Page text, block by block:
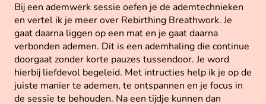
Bij een ademwerk sessie oefen je de ademtechnieken
en vertel ik je meer over Rebirthing Breathwork. Je
gaat daarna liggen op een mat en je gaat daarna
verbonden ademen. Dit is een ademhaling die continue
doorgaat zonder korte pauzes tussendoor. Je word
hierbij liefdevol begeleid. Met intructies help ik je op de
juiste manier te ademen, te ontspannen en je focus in
de sessie te behouden. Na een tijdje kunnen dan